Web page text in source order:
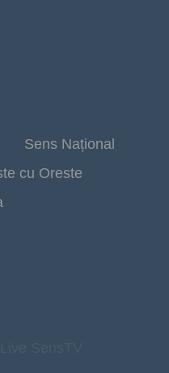
Sens Național
cu Oreste